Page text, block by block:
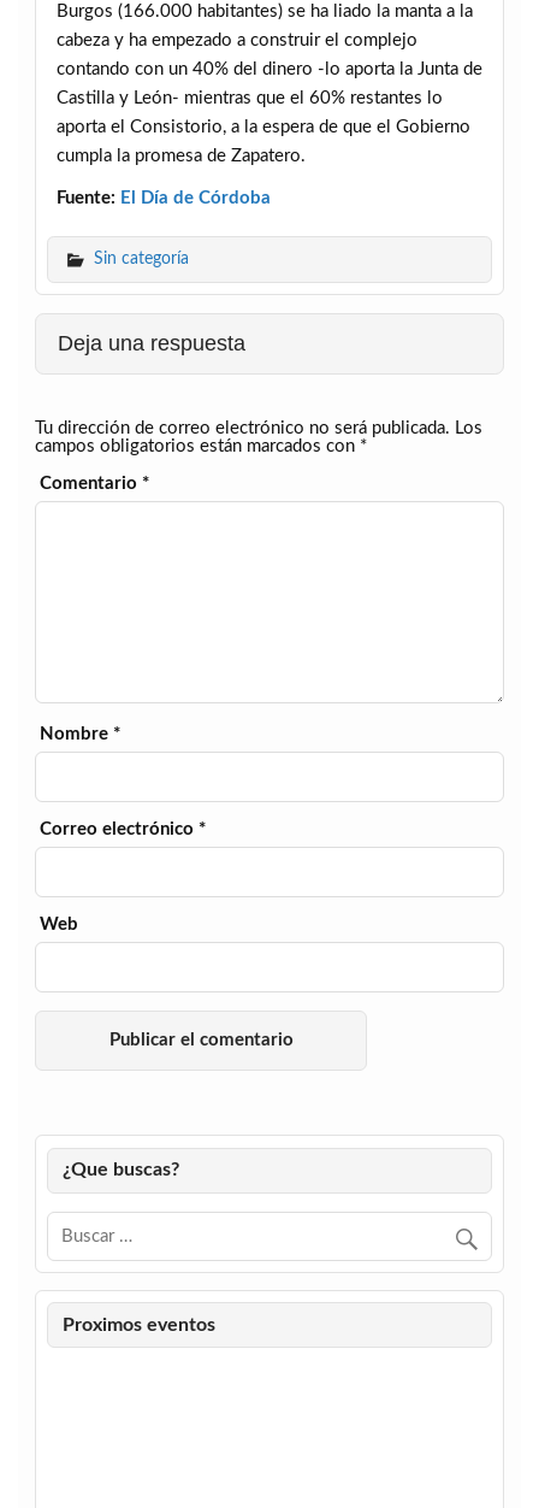
Burgos (166.000 habitantes) se ha liado la manta a la
cabeza y ha empezado a construir el complejo
contando con un 40% del dinero -lo aporta la Junta de
Castilla y León- mientras que el 60% restantes lo
aporta el Consistorio, a la espera de que el Gobierno
cumpla la promesa de Zapatero.
Fuente: El Día de Córdoba
Sin categoría
Deja una respuesta
Tu dirección de correo electrónico no será publicada. Los
campos obligatorios están marcados con *
Comentario *
Nombre *
Correo electrónico *
Web
¿Que buscas?
Proximos eventos